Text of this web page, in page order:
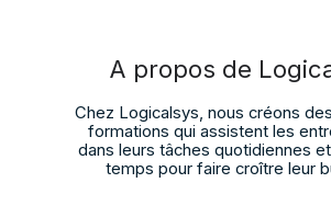
A propos de
Chez Logicalsys, nous créons
formations qui assistent les
dans leurs tâches quotidiennes
temps pour faire croître leur